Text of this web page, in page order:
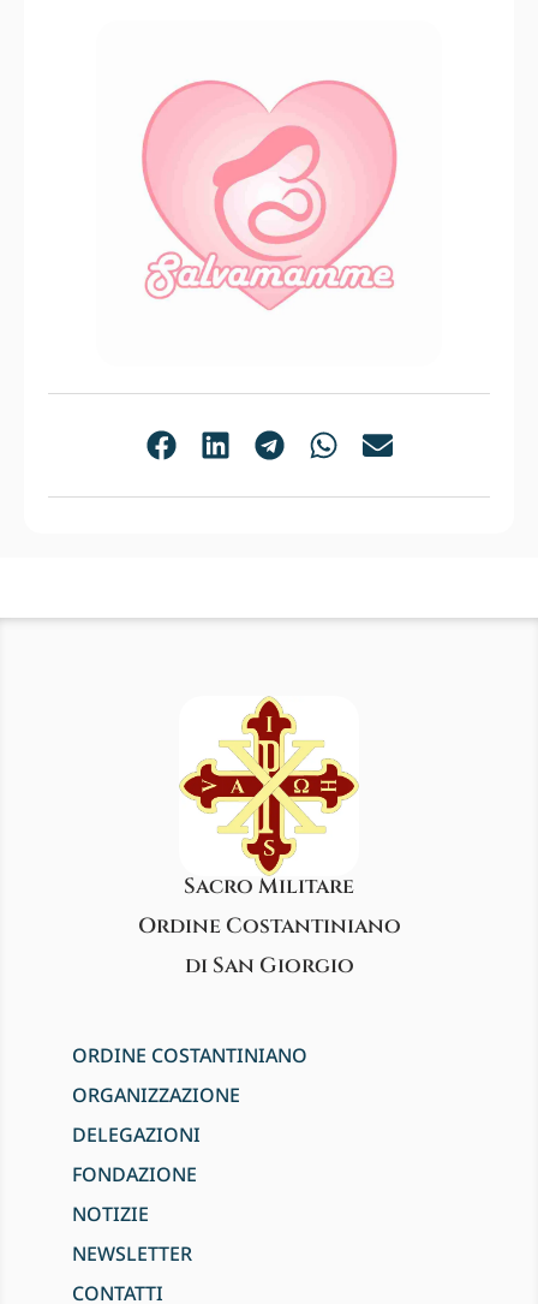
Sacro Militare
Ordine Costantiniano
di San Giorgio
ORDINE COSTANTINIANO
ORGANIZZAZIONE
DELEGAZIONI
FONDAZIONE
NOTIZIE
NEWSLETTER
CONTATTI